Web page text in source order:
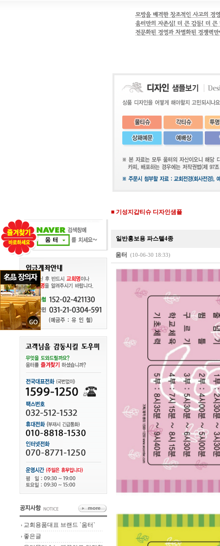
교회용품대표 브랜드 `움터`
좋은글
■ 기성지갑티슈 디자인샘플
일반홍보용 파스텔4종
움터 (10-06-30 18:33)